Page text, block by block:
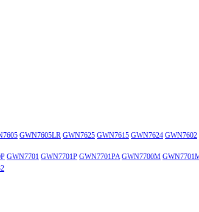
GWN7605LR GWN7625 GWN7615 GWN7624 GWN7602
GWN7701 GWN7701P GWN7701PA GWN7700M